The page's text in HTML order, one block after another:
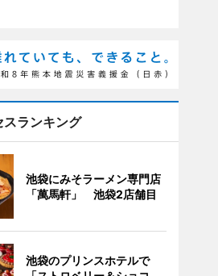
スランキング
池袋にみそラーメン専門店
「萬馬軒」 池袋2店舗目
池袋のプリンスホテルで